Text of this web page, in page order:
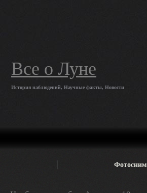
Все о Луне
История наблюдений, Научные факты, Новости